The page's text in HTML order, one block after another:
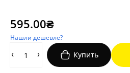
595.00₴
Нашли дешевле?
Купить